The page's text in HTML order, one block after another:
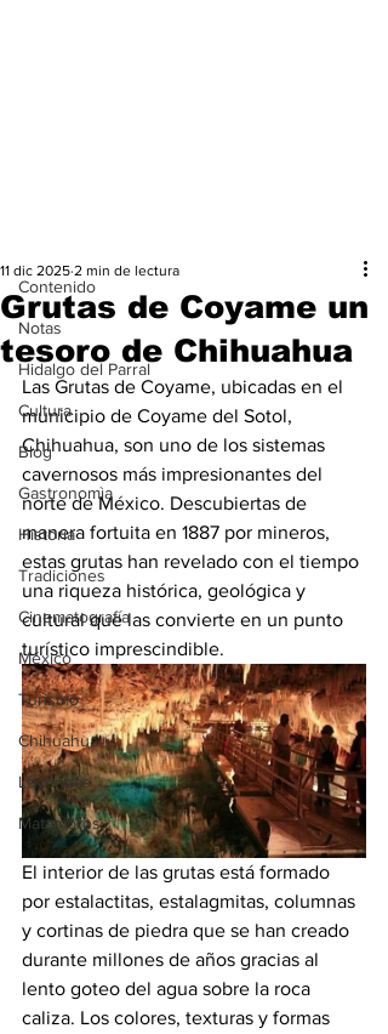
Contenido
Notas
Hidalgo del Parral
Cultura
Blog
Gastronomìa
Historia
Tradiciones
Cinematografía
México
Turismo
Chihuahua
Leyendas
Matamoros
Grutas de Coyame un
tesoro de Chihuahua
11 dic 2025 2 min de lectura
Las Grutas de Coyame, ubicadas en el
municipio de Coyame del Sotol,
Chihuahua, son uno de los sistemas
cavernosos más impresionantes del
norte de México. Descubiertas de
manera fortuita en 1887 por mineros,
estas grutas han revelado con el tiempo
una riqueza histórica, geológica y
cultural que las convierte en un punto
turístico imprescindible.
El interior de las grutas está formado
por estalactitas, estalagmitas, columnas
y cortinas de piedra que se han creado
durante millones de años gracias al
lento goteo del agua sobre la roca
caliza. Los colores, texturas y formas